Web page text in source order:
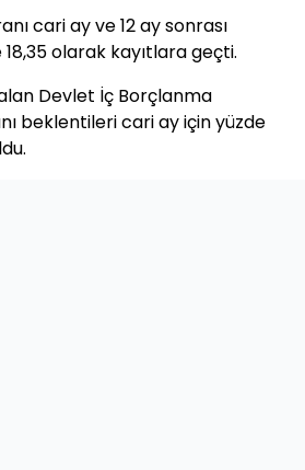
cari ay ve 12 ay sonrası
olarak kayıtlara geçti.
Devlet İç Borçlanma
beklentileri cari ay için yüzde